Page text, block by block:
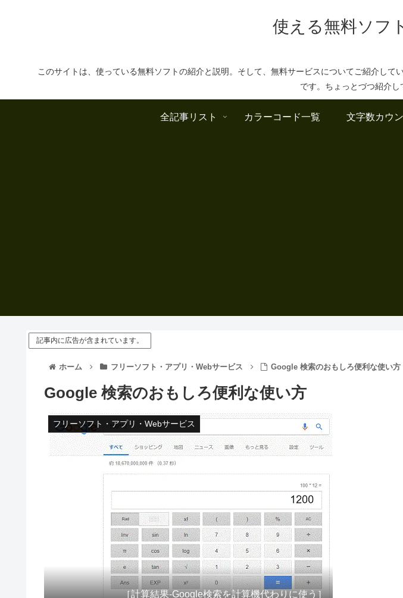
使える無料ソフ
このサイトは、使っている無料ソフトの紹介と説明。そして、無料サービスについてご紹介し
です。ちょっとづつ紹介し
全記事リスト カラーコード一覧 文字数カウ
記事内に広告が含まれています。
ホーム フリーソフト・アプリ・Webサービス Google 検索のおもしろ便利な使い方
Google 検索のおもしろ便利な使い方
フリーソフト・アプリ・Webサービス
［計算結果-Google検索を計算機代わりに使う］